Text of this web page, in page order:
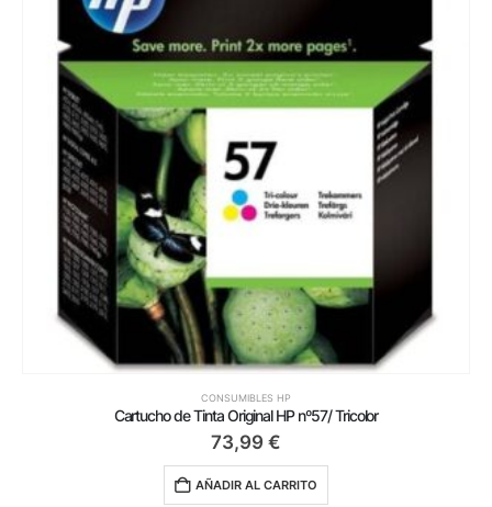
CONSUMIBLES HP
Cartucho de Tinta Original HP nº57/ Tricolor
73,99 €
AÑADIR AL CARRITO